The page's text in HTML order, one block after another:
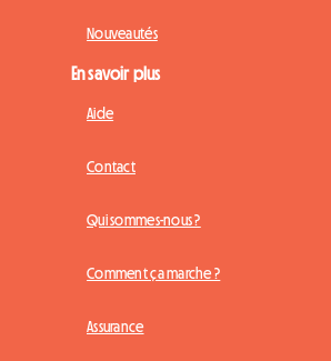
Nouveautés
En savoir plus
Aide
Contact
Qui sommes-nous ?
Comment ça marche ?
Assurance